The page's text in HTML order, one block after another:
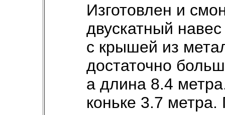
Изготовлен и
двускатный
с крышей из
достаточно
а длина 8.4
коньке 3.7